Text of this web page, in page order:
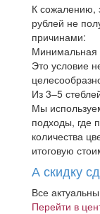
К сожалению,
рублей не
причинами:
Минимальная
Это условие
Из 3–5
Мы
подходы, где
количества
итоговую
А скидку
Все
Перейти в